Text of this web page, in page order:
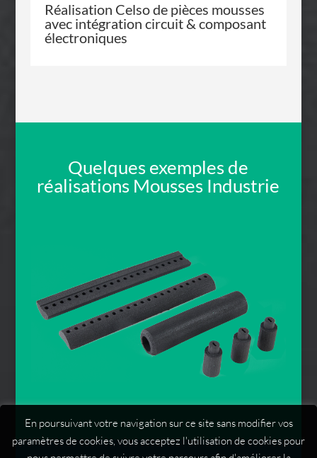
Réalisation Celsode pièces mousses
avec intégration circuit & composant
électroniques
Quelques exemples de
réalisations Mousses Industrie
En poursuivant votre navigation sur ce site sans modifier vos
paramètres de cookies, vous acceptez l'utilisation de cookies pour